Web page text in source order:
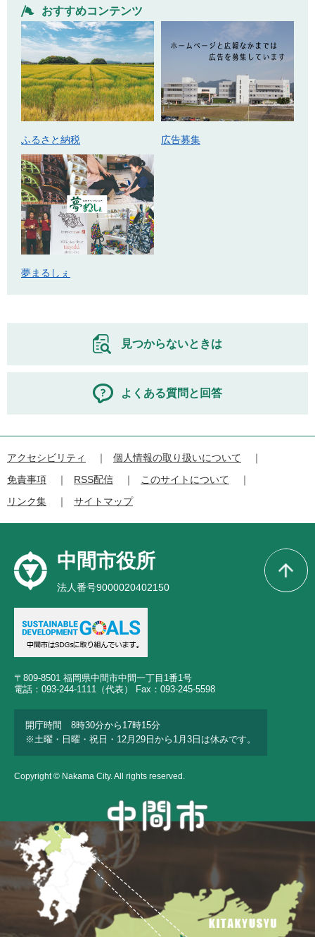
おすすめコンテンツ
ふるさと納税 広告募集
夢まるしぇ
見つからないときは
よくある質問と回答
アクセシビリティ
個人情報の取り扱いについて
免責事項
RSS配信
このサイトについて
リンク集
サイトマップ
中間市役所
法人番号9000020402150
〒809-8501 福岡県中間市中間一丁目1番1号
電話：093-244-1111（代表） Fax：093-245-5598
開庁時間 8時30分から17時15分
※土曜・日曜・祝日・12月29日から1月3日は休みです。
Copyright © Nakama City. All rights reserved.